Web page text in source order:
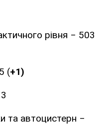
рівня ‒ 503
(+1)
та автоцистерн ‒